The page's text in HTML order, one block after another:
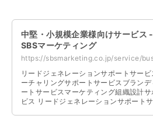
中堅・小規模企業様向けサービス
SBSマーケティング
https://sbsmarketing.co.jp/service/
リードジェネレーションサポートサー
ーチャリングサポートサービスブラン
ートサービスマーケティング組織設計
ビス リードジェネレーションサポート